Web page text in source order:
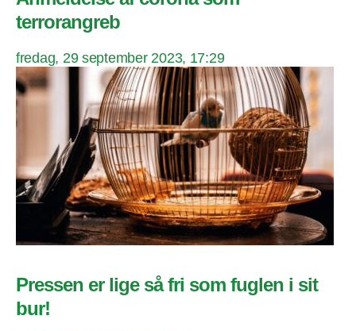
terrorangreb
fredag, 29 september 2023, 17:29
Pressen er lige så fri som fuglen i sit
bur!